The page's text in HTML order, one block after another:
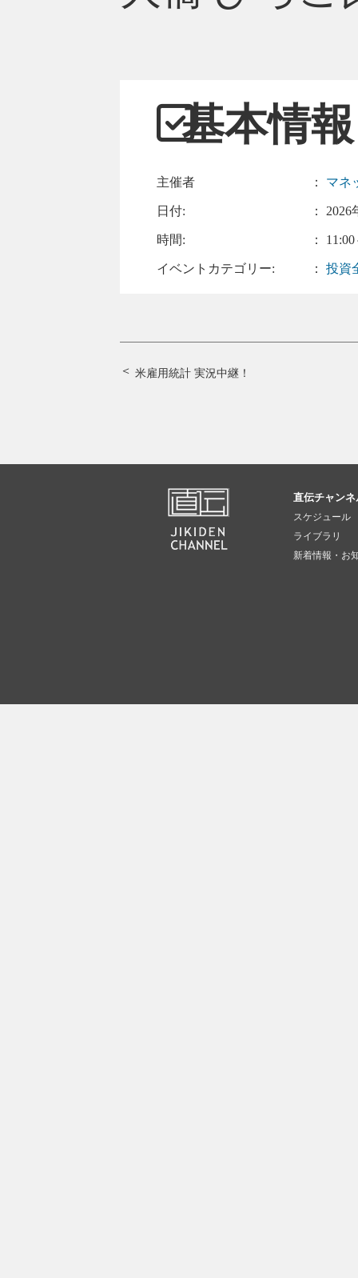
基本情報
主催者 ： マネ
日付: ： 2026
時間: ：
イベントカテゴリー: ：投資
米雇用統計 実況中継！
直伝チャン
スケジュール
ライブラリ
新着情報・お